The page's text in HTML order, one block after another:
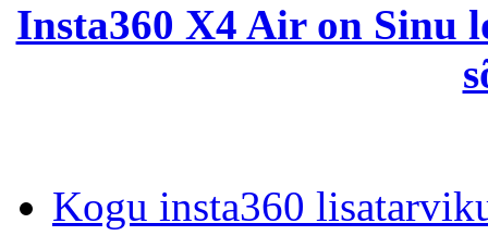
Insta360 X4 Air on Sinu
Kogu insta360